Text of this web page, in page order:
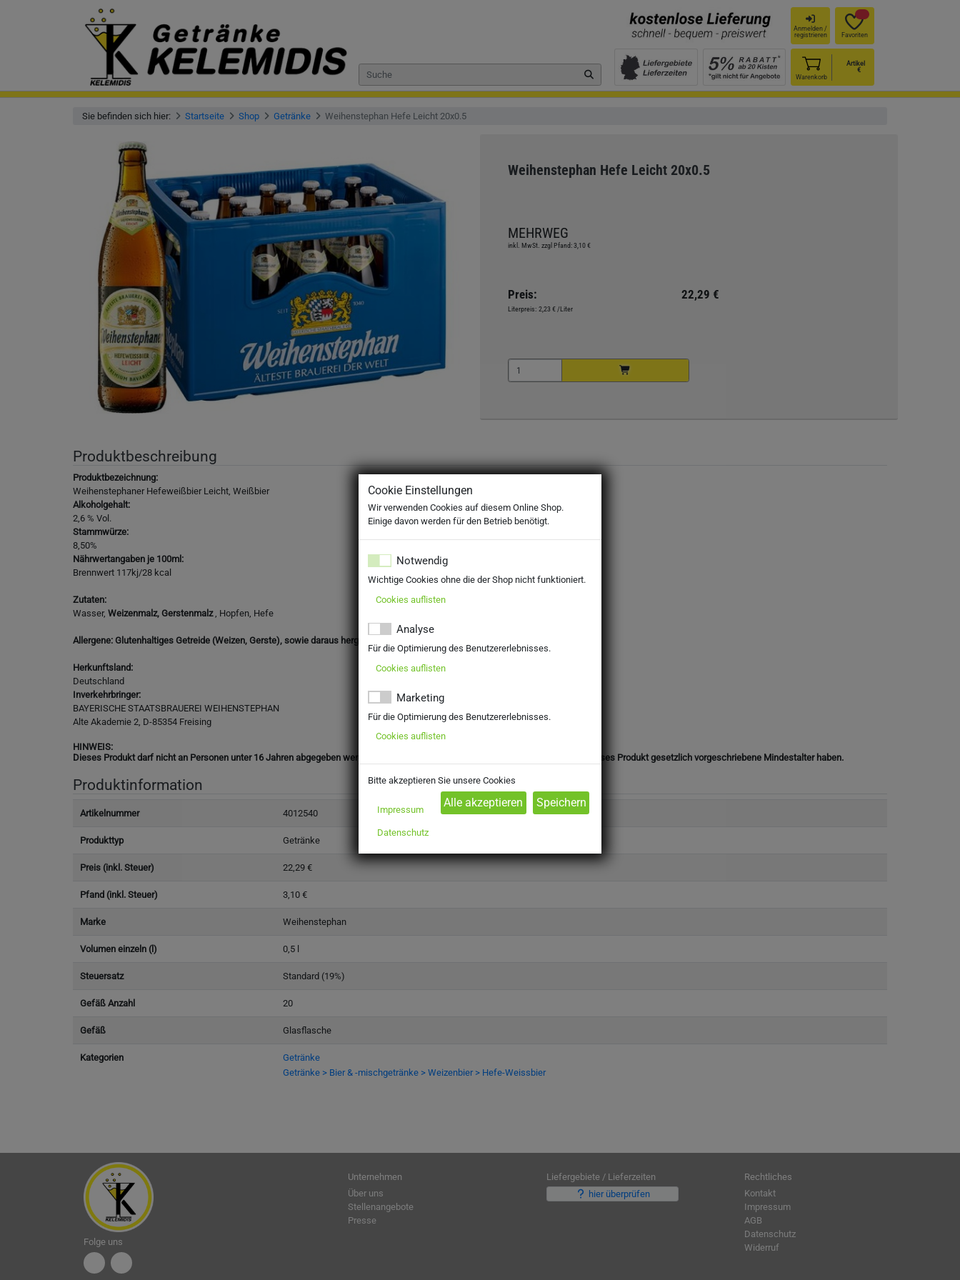
Anmelden /
registrieren
Favoriten
Warenkorb
Artikel
€
Sie befinden sich hier: Startseite Shop Getränke Weihenstephan Hefe Leicht 20x0.5
Weihenstephan Hefe Leicht 20x0.5
MEHRWEG
inkl. MwSt. zzgl Pfand: 3,10 €
Preis: 22,29 €
Literpreis: 2,23 € /Liter
Produktbeschreibung
Produktbezeichnung:
Weihenstephaner Hefeweißbier Leicht, Weißbier
Alkoholgehalt:
2,6 % Vol.
Stammwürze:
8,50%
Nährwertangaben je 100ml:
Brennwert 117kj/28 kcal
Zutaten:
Wasser, Weizenmalz, Gerstenmalz , Hopfen, Hefe
Allergene: Glutenhaltiges Getreide (Weizen, Gerste), sowie daraus hergestellte Erzeugnisse
Herkunftsland:
Deutschland
Inverkehrbringer:
BAYERISCHE STAATSBRAUEREI WEIHENSTEPHAN
Alte Akademie 2, D-85354 Freising
HINWEIS:
Dieses Produkt darf nicht an Personen unter 16 Jahren abgegeben werden. Mit Ihrer Bestellung bestätigen Sie, dass Sie das für dieses Produkt gesetzlich vorgeschriebene Mindestalter haben.
Produktinformation
Artikelnummer 4012540
Produkttyp Getränke
Preis (inkl. Steuer) 22,29 €
Pfand (inkl. Steuer) 3,10 €
Marke Weihenstephan
Volumen einzeln (l) 0,5 l
Steuersatz Standard (19%)
Gefäß Anzahl 20
Gefäß Glasflasche
Kategorien
Getränke
Getränke > Bier & -mischgetränke > Weizenbier > Hefe-Weissbier
Folge uns
Unternehmen
Über uns
Stellenangebote
Presse
Liefergebiete / Lieferzeiten
hier überprüfen
Rechtliches
Kontakt
Impressum
AGB
Datenschutz
Widerruf
Cookie Einstellungen
Wir verwenden Cookies auf diesem Online Shop.
Einige davon werden für den Betrieb benötigt.
Notwendig
Wichtige Cookies ohne die der Shop nicht funktioniert.
Cookies auflisten
Analyse
Für die Optimierung des Benutzererlebnisses.
Cookies auflisten
Marketing
Für die Optimierung des Benutzererlebnisses.
Cookies auflisten
Bitte akzeptieren Sie unsere Cookies
Impressum
Datenschutz